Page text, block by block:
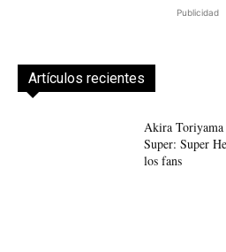
Publicidad
Artículos recientes
Akira
Super: Super
los fans